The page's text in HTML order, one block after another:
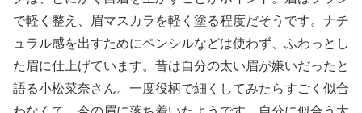
で軽く整え、眉マスカラを軽く塗る程度だそうです。ナチ
ュラル感を出すためにペンシルなどは使わず、ふわっとし
た眉に仕上げています。昔は自分の太い眉が嫌いだったと
語る小松菜奈さん。一度役柄で細くしてみたらすごく似合